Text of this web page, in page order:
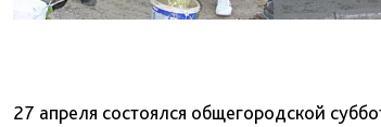
27 апреля состоялся общегородской